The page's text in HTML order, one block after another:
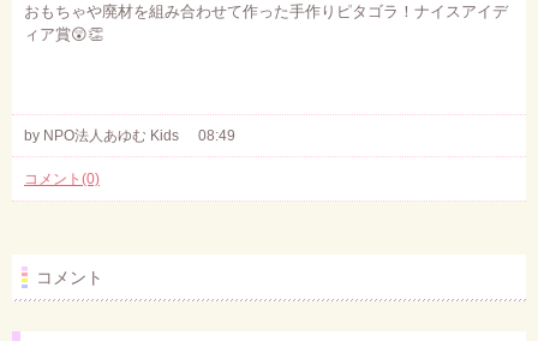
おもちゃや廃材を組み合わせて作った手作りピタゴラ！ナイスアイデ
ィア賞😲👏
by NPO法人あゆむ Kids 08:49
コメント(0)
コメント